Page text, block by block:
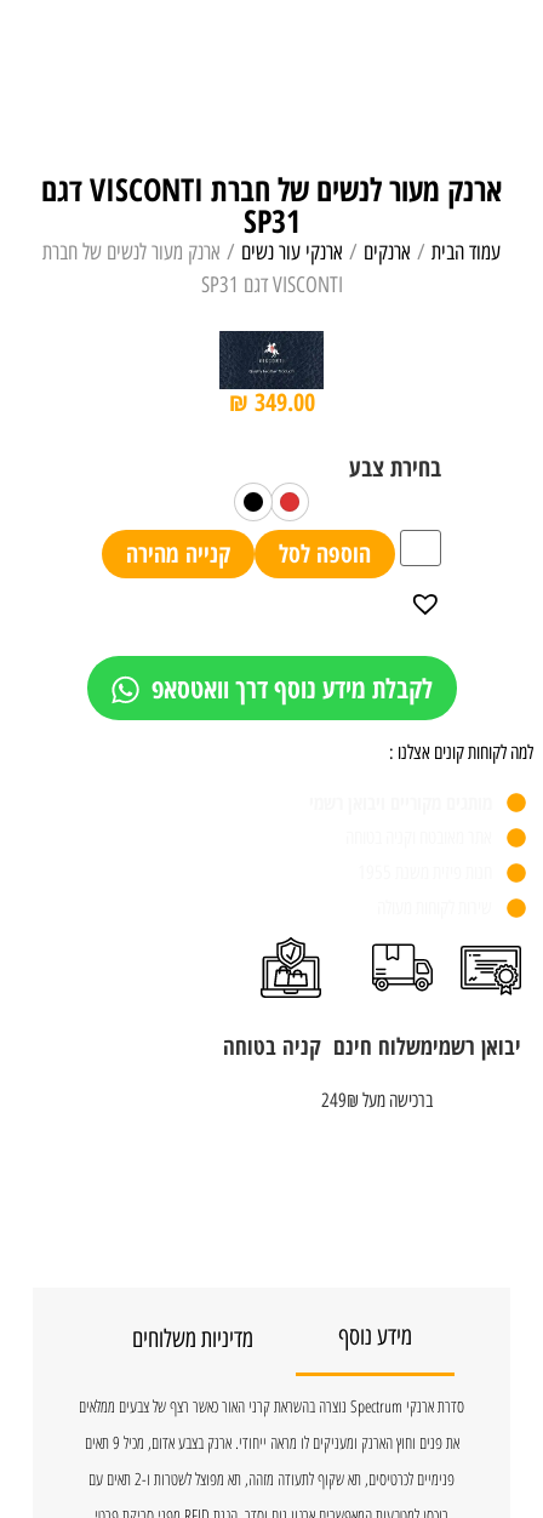
ארנק מעור לנשים של חברת VISCONTI דגם
SP31
עמוד הבית / ארנקים / ארנקי עור נשים / ארנק מעור לנשים של חברת
VISCONTI דגם SP31
₪ 349.00
הוספה לסל קנייה מהירה
לקבלת מידע נוסף דרך וואטסאפ
למה לקוחות קונים אצלנו :
יבואן רשמימשלוח חינם
ברכישה מעל 249₪
קניה בטוחה
מידע נוסף מדיניות משלוחים
סדרת ארנקי Spectrum נוצרה בהשראת קרני האור כאשר רצף של צבעים ממלאים
את פנים וחוץ הארנק ומעניקים לו מראה ייחודי. ארנק בצבע אדום, מכיל 9 תאים
פנימיים לכרטיסים, תא שקוף לתעודה מזהה, תא מפוצל לשטרות ו-2 תאים עם